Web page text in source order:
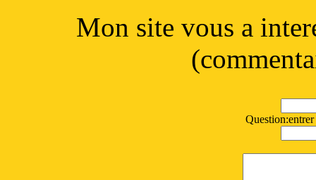
Mon site vous a